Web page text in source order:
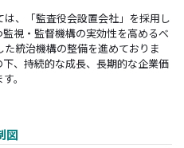
環境
エンジニアリング
、「監査役会設置会社」を採用し
視・監督機構の実効性を高めるべ
統治機構の整備を進めておりま
、持続的な成長、長期的な企業価
。
図